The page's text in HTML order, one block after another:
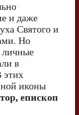
и даже
Святого и
Но
личные
в
этих
иконы
епископ